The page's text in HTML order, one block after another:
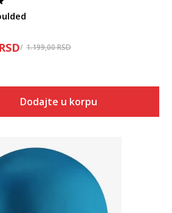
RSD 1.199,00RSD
Dodajte u korpu